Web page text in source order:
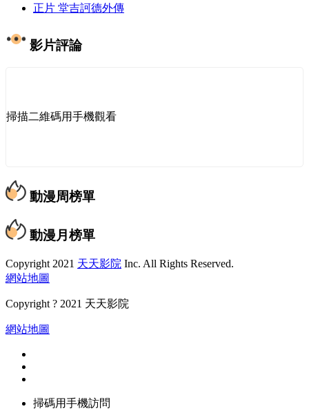
正片 堂吉訶德外傳
影片評論
掃描二維碼用手機觀看
動漫周榜單
動漫月榜單
Copyright2021 天天影院 Inc. All Rights Reserved.
網站地圖
Copyright ? 2021 天天影院
網站地圖
掃碼用手機訪問